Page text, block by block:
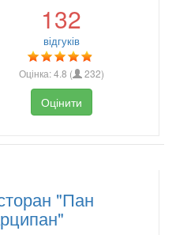
132
відгуків
Оцінка:4.8 ( 232)
Оцінити
"Пан